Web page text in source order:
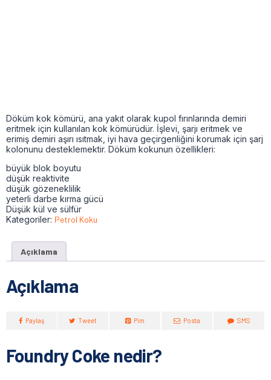
Döküm kok kömürü, ana yakıt olarak kupol fırınlarında demiri
eritmek için kullanılan kok kömürüdür. İşlevi, şarjı eritmek ve
erimiş demiri aşırı ısıtmak, iyi hava geçirgenliğini korumak için şarj
kolonunu desteklemektir. Döküm kokunun özellikleri:
büyük blok boyutu
düşük reaktivite
düşük gözeneklilik
yeterli darbe kırma gücü
Düşük kül ve sülfür
Kategoriler: Petrol Koku
Açıklama
Açıklama
Paylaş Tweet Pim Posta SMS
Foundry Coke nedir?